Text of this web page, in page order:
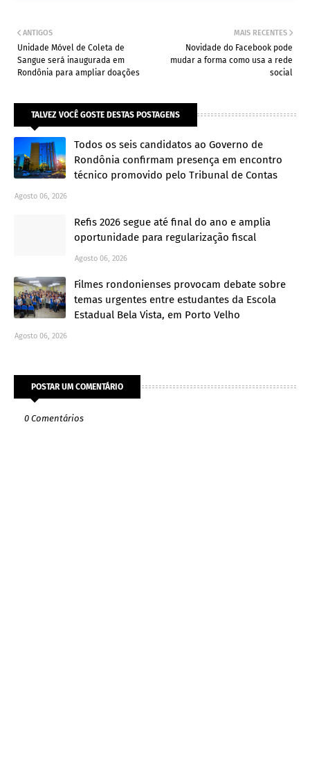
MAIS RECENTES
Novidade do Facebook pode
mudar a forma como usa a rede
social
ANTIGOS
Unidade Móvel de Coleta de
Sangue será inaugurada em
Rondônia para ampliar doações
TALVEZ VOCÊ GOSTE DESTAS POSTAGENS
Todos os seis candidatos ao Governo de
Rondônia confirmam presença em encontro
técnico promovido pelo Tribunal de Contas
Agosto 06, 2026
Refis 2026 segue até final do ano e amplia
oportunidade para regularização fiscal
Agosto 06, 2026
Filmes rondonienses provocam debate sobre
temas urgentes entre estudantes da Escola
Estadual Bela Vista, em Porto Velho
Agosto 06, 2026
POSTAR UM COMENTÁRIO
0 Comentários